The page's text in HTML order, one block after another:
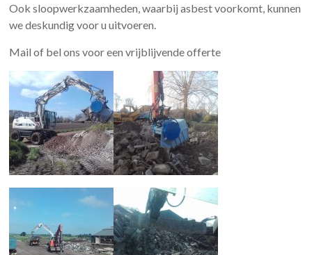
Ook sloopwerkzaamheden, waarbij asbest voorkomt, kunnen
we deskundig voor u uitvoeren.
Mail of bel ons voor een vrijblijvende offerte